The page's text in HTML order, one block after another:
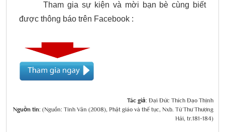
Tham gia sự kiện và mời bạn bè cùng biết
được thông báo trên Facebook :
Tác giả: Đại Đức Thích Đạo Thịnh
Nguồn tin: (Nguồn: Tinh Vân (2008), Phật giáo và thế tục, Nxb. Từ Thư Thượng
Hải, tr.181-184)